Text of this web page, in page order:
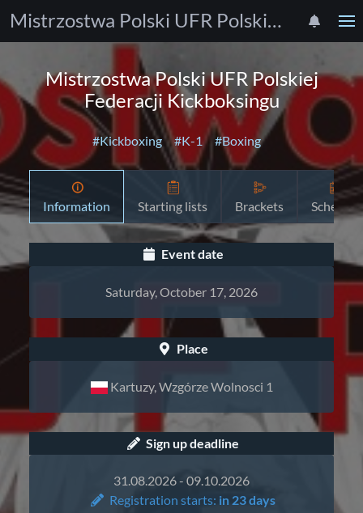
Mistrzostwa Polski UFR Polskiej Federacji Kickboksingu
Mistrzostwa Polski UFR Polskiej
Federacji Kickboksingu
#Kickboxing #K-1 #Boxing
Information Starting lists Brackets Schedule
Event date
Saturday, October 17, 2026
Place
Kartuzy, Wzgórze Wolnosci 1
Sign up deadline
31.08.2026 - 09.10.2026
Registration starts: in 23 days